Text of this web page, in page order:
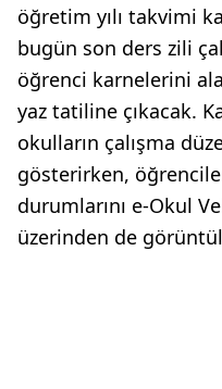
öğretim yılı takvimi
bugün son ders zili
öğrenci karnelerini
yaz tatiline çıkacak.
okulların çalışma
gösterirken,
durumlarını e-Okul
üzerinden de